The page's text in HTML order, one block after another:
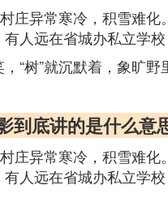
庄异常寒冷，积雪难
人远在省城办私立学校
“树”就沉默着，象旷
到底讲的是什么意
庄异常寒冷，积雪难
人远在省城办私立学